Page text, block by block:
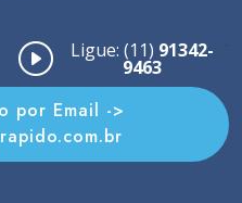
Ligue: (11) 91342-
9463
-
por Email ->